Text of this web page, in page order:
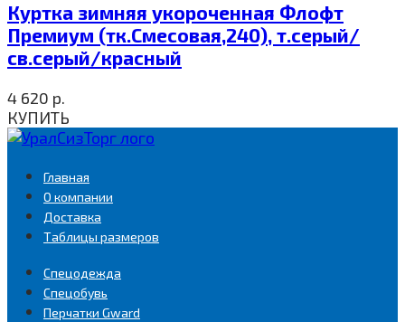
Куртка зимняя укороченная Флофт
Премиум (тк.Смесовая,240), т.серый/
св.серый/красный
4 620 р.
КУПИТЬ
Главная
О компании
Доставка
Таблицы размеров
Спецодежда
Спецобувь
Перчатки Gward